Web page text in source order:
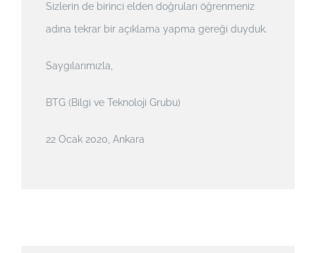
Sizlerin de birinci elden doğruları öğrenmeniz
adına tekrar bir açıklama yapma gereği duyduk.
Saygılarımızla,
BTG (Bilgi ve Teknoloji Grubu)
22 Ocak 2020, Ankara